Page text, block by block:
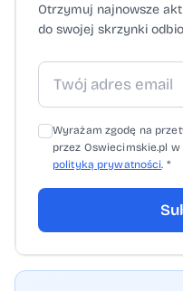
Otrzymuj najnowsze
do swojej skrzynki
Wyrażam zgodę na
przez Oswiecimskie.pl
polityką prywatności . *